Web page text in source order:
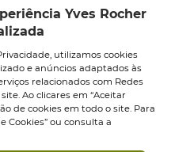
por 95%
biodegradável.
massaja e enxagua.
Yves Rocher
utilizamos cookies
e anúncios adaptados às
relacionados com Redes
Ao clicares em “Aceitar
de cookies em todo o site. Para
Cookies” ou consulta a